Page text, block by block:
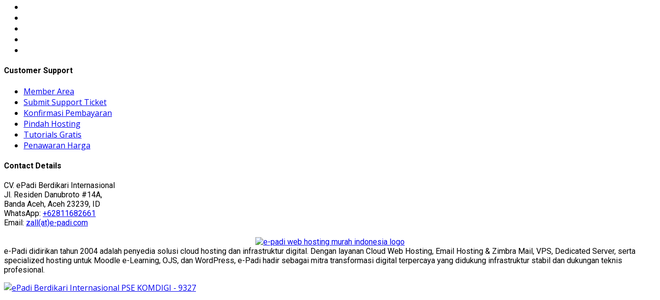
Customer Support
Member Area
Submit Support Ticket
Konfirmasi Pembayaran
Pindah Hosting
Tutorials Gratis
Penawaran Harga
Contact Details
CV. ePadi Berdikari Internasional
Jl. Residen Danubroto #14A,
Banda Aceh, Aceh 23239, ID
WhatsApp: +62811682661
Email: zall(at)e-padi.com
e-Padi didirikan tahun 2004 adalah penyedia solusi cloud hosting dan infrastruktur digital. Dengan layanan Cloud Web Hosting, Email Hosting & Zimbra Mail, VPS, Dedicated Server, serta
specialized hosting untuk Moodle e-Learning, OJS, dan WordPress, e-Padi hadir sebagai mitra transformasi digital terpercaya yang didukung infrastruktur stabil dan dukungan teknis
profesional.